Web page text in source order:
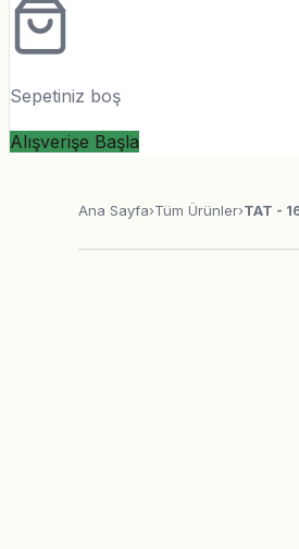
Sepetiniz boş
Alışverişe Başla
Ana Sayfa›Tüm Ürünler›TAT -